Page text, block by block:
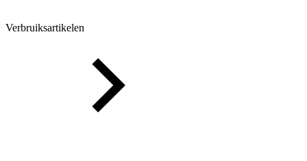
Verbruiksartikelen